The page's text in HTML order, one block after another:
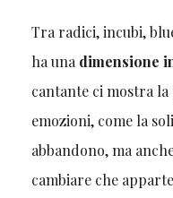
Tra radici, incubi,
ha unadimensione
cantante ci mostra
emozioni, come la
abbandono, ma
cambiare che